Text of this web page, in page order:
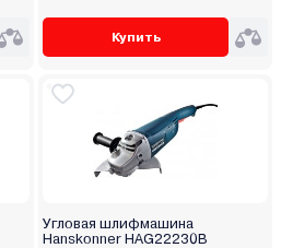
Купить
Угловая шлифмашина
Hanskonner HAG22230B